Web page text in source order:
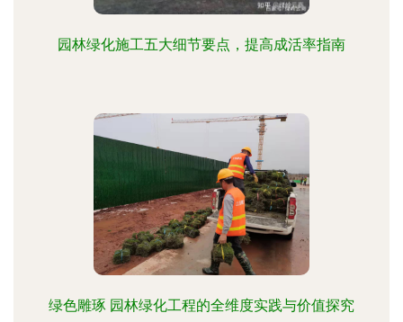
园林绿化施工五大细节要点，提高成活率指南
绿色雕琢 园林绿化工程的全维度实践与价值探究